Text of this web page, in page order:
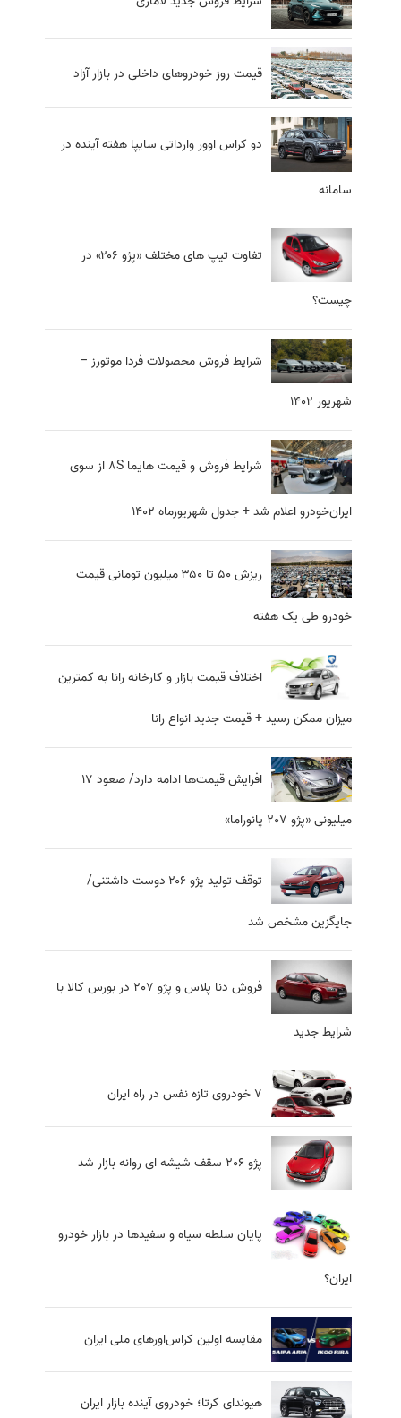
قیمت روز خودروهای داخلی در بازار آزاد
دو کراس اوور وارداتی سایپا هفته آینده در
سامانه
تفاوت تیپ‌ های مختلف «پژو ۲۰۶» در
چیست؟
شرایط فروش محصولات فردا موتورز –
شهریور ۱۴۰۲
شرایط فروش و قیمت هایما 8S‌ از سوی
ایران‌خودرو اعلام شد + جدول شهریورماه 1402
ریزش ۵۰ تا ۳۵۰ میلیون تومانی قیمت
خودرو طی یک هفته
اختلاف قیمت بازار و کارخانه رانا به کمترین
میزان ممکن رسید + قیمت جدید انواع رانا
افزایش قیمت‌ها ادامه دارد/ صعود 17
میلیونی «پژو 207 پانوراما»
توقف تولید پژو ۲۰۶ دوست داشتنی/
جایگزین مشخص شد
فروش دنا پلاس و پژو 207 در بورس کالا با
شرایط جدید
7 خودروی تازه نفس در راه ایران
پژو 206 سقف شیشه ای روانه بازار شد
پایان سلطه سیاه و سفیدها در بازار خودرو
ایران؟
مقایسه اولین کراس‌اورهای ملی ایران
هیوندای کرتا؛ خودروی آینده بازار ایران